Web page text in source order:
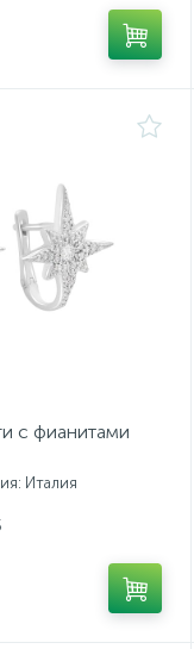
с фианитами
Италия